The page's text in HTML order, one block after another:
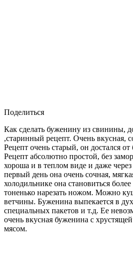
Поделиться
Как сделать буженину из свинины,
,старинный рецепт. Очень вкусная,
Рецепт очень старый, он достался
Рецепт абсолютно простой, без
хороша и в теплом виде и даже
первый день она очень сочная,
холодильнике она становиться
тоненько нарезать ножом. Можно
ветчины. Буженина выпекается в
специальных пакетов и т.д. Ее
очень вкусная буженина с
мясом.